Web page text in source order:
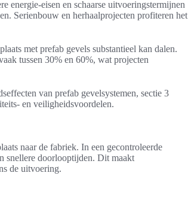
energie-eisen en schaarse uitvoeringstermijnen
Serienbouw en herhaalprojecten profiteren het
met prefab gevels substantieel kan dalen.
tussen 30% en 60%, wat projecten
van prefab gevelsystemen, sectie 3
en veiligheidsvoordelen.
naar de fabriek. In een gecontroleerde
snellere doorlooptijden. Dit maakt
de uitvoering.